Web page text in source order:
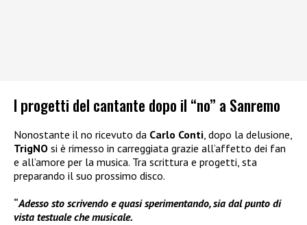
I progetti del cantante dopo il “no” a Sanremo
Nonostante il no ricevuto da Carlo Conti, dopo la delusione,
TrigNO si è rimesso in carreggiata grazie all’affetto dei fan
e all’amore per la musica. Tra scrittura e progetti, sta
preparando il suo prossimo disco.
“Adesso sto scrivendo e quasi sperimentando, sia dal punto di
vista testuale che musicale.